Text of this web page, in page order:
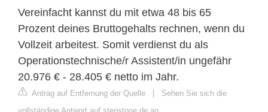
Vereinfacht kannst du mit etwa 48 bis 65
Prozent deines Bruttogehalts rechnen, wenn du
Vollzeit arbeitest. Somit verdienst du als
Operationstechnische/r Assistent/in ungefähr
20.976 € - 28.405 € netto im Jahr.
Antrag auf Entfernung der Quelle | Sehen Sie sich die